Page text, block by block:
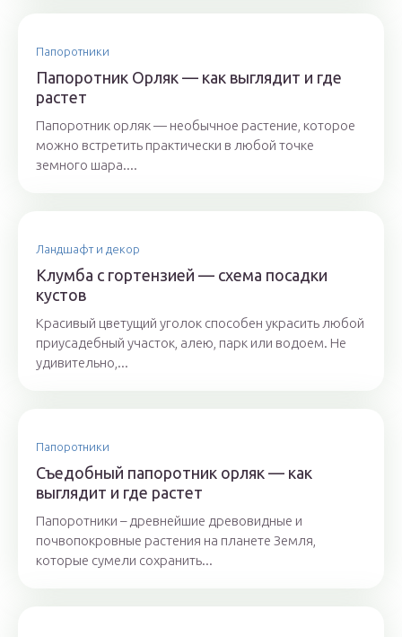
Папоротники
Папоротник Орляк — как выглядит и где
растет
Папоротник орляк — необычное растение, которое
можно встретить практически в любой точке
земного шара....
Ландшафт и декор
Клумба с гортензией — схема посадки
кустов
Красивый цветущий уголок способен украсить любой
приусадебный участок, алею, парк или водоем. Не
удивительно,...
Папоротники
Съедобный папоротник орляк — как
выглядит и где растет
Папоротники – древнейшие древовидные и
почвопокровные растения на планете Земля,
которые сумели сохранить...